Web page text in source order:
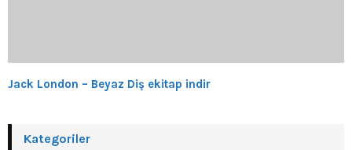
Jack London – Beyaz Diş ekitap indir
Kategoriler